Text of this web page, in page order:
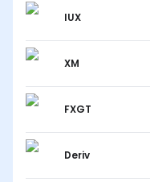
IUX
XM
FXGT
Deriv